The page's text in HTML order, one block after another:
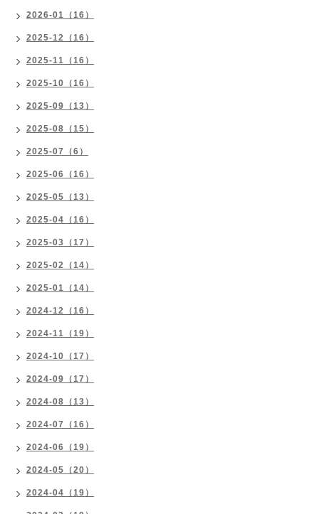
2026-01（16）
2025-12（16）
2025-11（16）
2025-10（16）
2025-09（13）
2025-08（15）
2025-07（6）
2025-06（16）
2025-05（13）
2025-04（16）
2025-03（17）
2025-02（14）
2025-01（14）
2024-12（16）
2024-11（19）
2024-10（17）
2024-09（17）
2024-08（13）
2024-07（16）
2024-06（19）
2024-05（20）
2024-04（19）